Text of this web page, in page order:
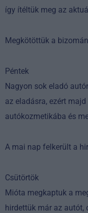
így ítéltük meg az
Megkötöttük a
Péntek
Nagyon sok eladó
az eladásra, ezért
autókozmetikába és
A mai nap felkerült a
Csütörtök
Mióta megkaptuk a
hirdettük már az autót,